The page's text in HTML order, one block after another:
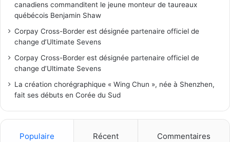
canadiens commanditent le jeune monteur de taureaux
québécois Benjamin Shaw
Corpay Cross-Border est désignée partenaire officiel de
change d’Ultimate Sevens
Corpay Cross-Border est désignée partenaire officiel de
change d’Ultimate Sevens
La création chorégraphique « Wing Chun », née à Shenzhen,
fait ses débuts en Corée du Sud
Populaire Récent Commentaires